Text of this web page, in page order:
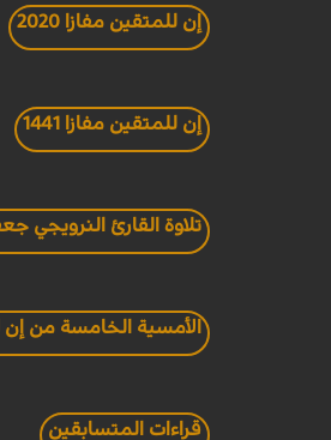
إن للمتقين مفازا 2020
إن للمتقين مفازا 1441
تلاوة القارئ النرويجي
الأمسية الخامسة من إن
قراءات المتسابقين